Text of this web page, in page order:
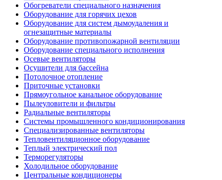
Обогреватели специального назначения
Оборудование для горячих цехов
Оборудование для систем дымоудаления и
огнезащитные материалы
Оборудование противопожарной вентиляции
Оборудование специального исполнения
Осевые вентиляторы
Осушители для бассейна
Потолочное отопление
Приточные установки
Прямоугольное канальное оборудование
Пылеуловители и фильтры
Радиальные вентиляторы
Системы промышленного кондиционирования
Специализированные вентиляторы
Тепловентиляционное оборудование
Теплый электрический пол
Терморегуляторы
Холодильное оборудование
Центральные кондиционеры